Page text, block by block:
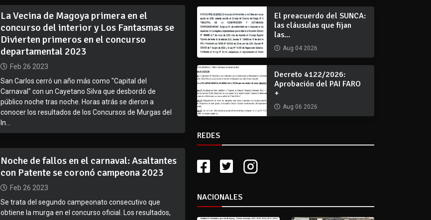
La Vecina de Magoya primera en el
concurso del interior y Los Fantasmas se
Divierten primeros en el concurso
departamental 2023
Feb 26 2023
San Carlos cerró un año más como "Capital del
Carnaval" con un Cayetano Silva que desbordó de
público noche tras noche. Horas atrás se dieron a
conocer los resultados de los Concursos de Murgas del
In...
Noche de fallos en el carnaval: Asaltantes
con Patente se coronó campeona 2023
Feb 26 2023
Se trata del segundo campeonato consecutivo que
obtiene la murga en el concurso oficial. Los resultados,
El preacuerdo del SUNCA:
las cláusulas que fijan
las...
Aug 04 2026
Decreto 4122/2026:
Aprobación del PAI FARO
+
Aug 06 2026
REDES
NACIONALES